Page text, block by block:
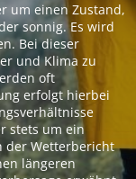
um einen Zustand,
sonnig. Es wird
Bei dieser
und Klima zu
oft
erfolgt hierbei
stets um ein
der Wetterbericht
längeren